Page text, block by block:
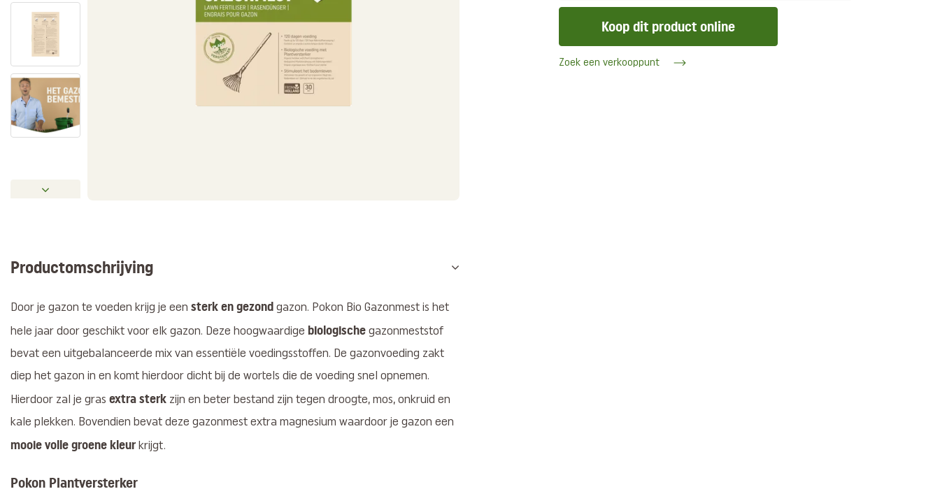
Productomschrijving
Door je gazon te voeden krijg je een sterk en gezond gazon. Pokon Bio Gazonmest is het
hele jaar door geschikt voor elk gazon. Deze hoogwaardige biologische gazonmeststof
bevat een uitgebalanceerde mix van essentiële voedingsstoffen. De gazonvoeding zakt
diep het gazon in en komt hierdoor dicht bij de wortels die de voeding snel opnemen.
Hierdoor zal je gras extra sterk zijn en beter bestand zijn tegen droogte, mos, onkruid en
kale plekken. Bovendien bevat deze gazonmest extra magnesium waardoor je gazon een
mooie volle groene kleur krijgt.
Pokon Plantversterker
Koop dit product online
Zoek een verkooppunt